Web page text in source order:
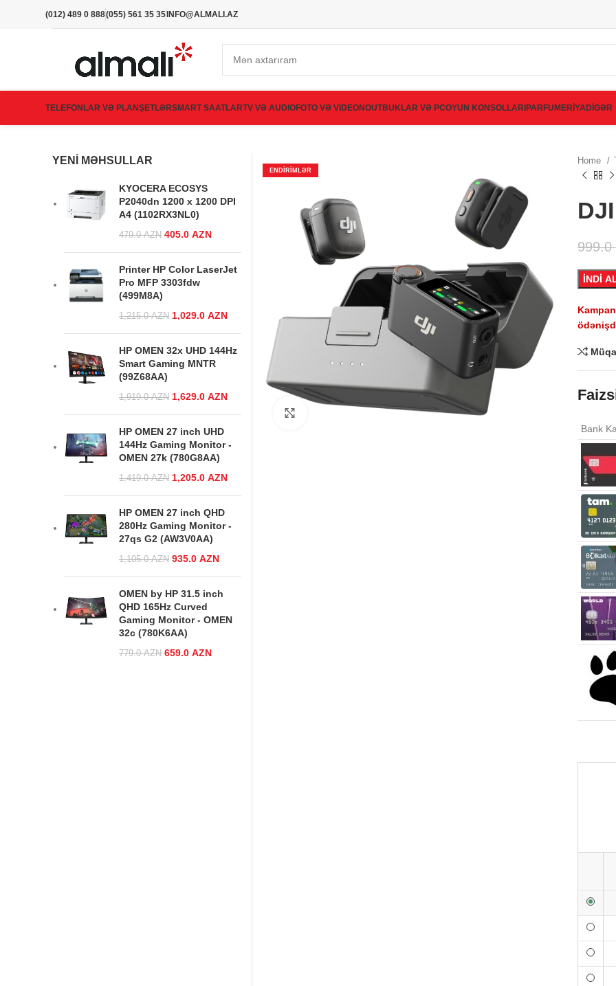
(012) 489 0 888(055) 561 35 35INFO@ALMALI.AZ
TELEFONLAR VƏ PLANŞETLƏRSMART SAATLARTV VƏ AUDIOFOTO VƏ VIDEONOUTBUKLAR VƏ PCOYUN KONSOLLARI PARFUMERİYADİGƏR
ENDIRIMLƏR
Home
999.0
İNDİ
Bank
YENI MƏHSULLAR
KYOCERA ECOSYS
P2040dn 1200 x 1200 DPI
A4 (1102RX3NL0)
479.0AZN Original price was:
405.0 AZN
405.0 AZN.
Printer HP Color LaserJet
Pro MFP 3303fdw
(499M8A)
1,215.0AZN Original price
1,215.0 AZN.
1,029.0 AZN Current price
1,029.0 AZN.
HP OMEN 32x UHD 144Hz
Smart Gaming MNTR
(99Z68AA)
1,919.0AZN Original price
1,919.0 AZN.
1,629.0 AZN
HP OMEN 27 inch UHD
144Hz Gaming Monitor -
OMEN 27k (780G8AA)
1,419.0AZN Original price
1,419.0 AZN.
1,205.0 AZN
HP OMEN 27 inch QHD
280Hz Gaming Monitor -
27qs G2 (AW3V0AA)
1,105.0AZN Original price
1,105.0 AZN.
935.0 AZN
OMEN by HP 31.5 inch
QHD 165Hz Curved
Gaming Monitor - OMEN
32c (780K6AA)
779.0AZN Original price was:
659.0 AZN